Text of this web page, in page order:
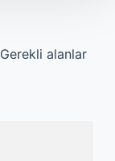
Gerekli alanlar